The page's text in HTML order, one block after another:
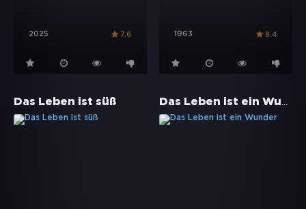
2025 7.6 1963 8.4
Das Leben ist süß Das Leben ist ein Wunder